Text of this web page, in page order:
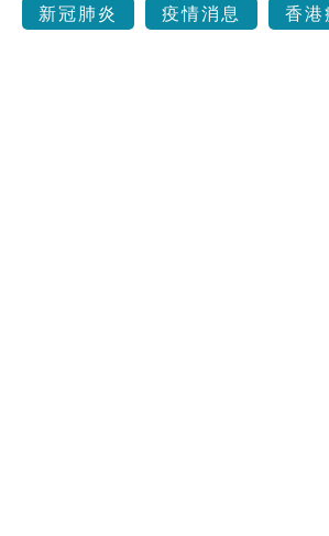
新冠肺炎
疫情消息 香港